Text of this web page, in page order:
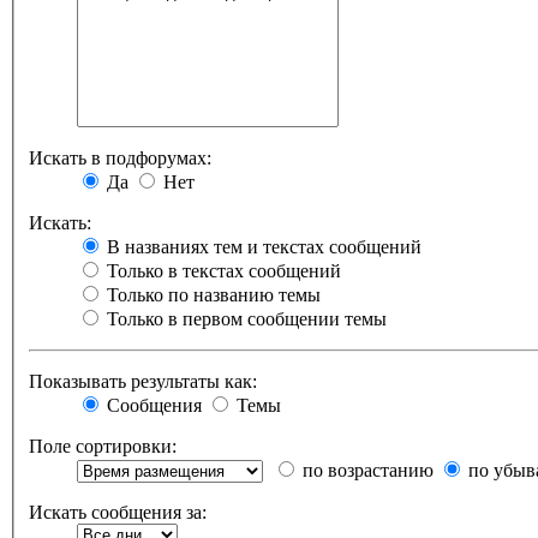
Искать в подфорумах:
Да
Нет
Искать:
В названиях тем и текстах сообщений
Только в текстах сообщений
Только по названию темы
Только в первом сообщении темы
Показывать результаты как:
Сообщения
Темы
Поле сортировки:
по возрастанию
по
Искать сообщения за: